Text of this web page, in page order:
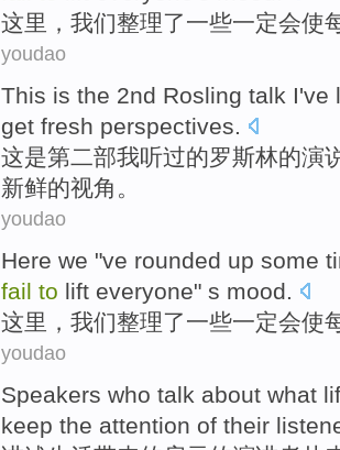
这里 ， 我们整理了一些一定会使
youdao
This is the 2nd Rosling talk I've
get fresh perspectives.
这是第二部我听过的罗斯林的演
新鲜的视角。
youdao
Here we "ve rounded up some
fail to lift everyone" s mood.
这里 ， 我们整理了一些一定会使
youdao
Speakers who talk about what
keep the attention of their